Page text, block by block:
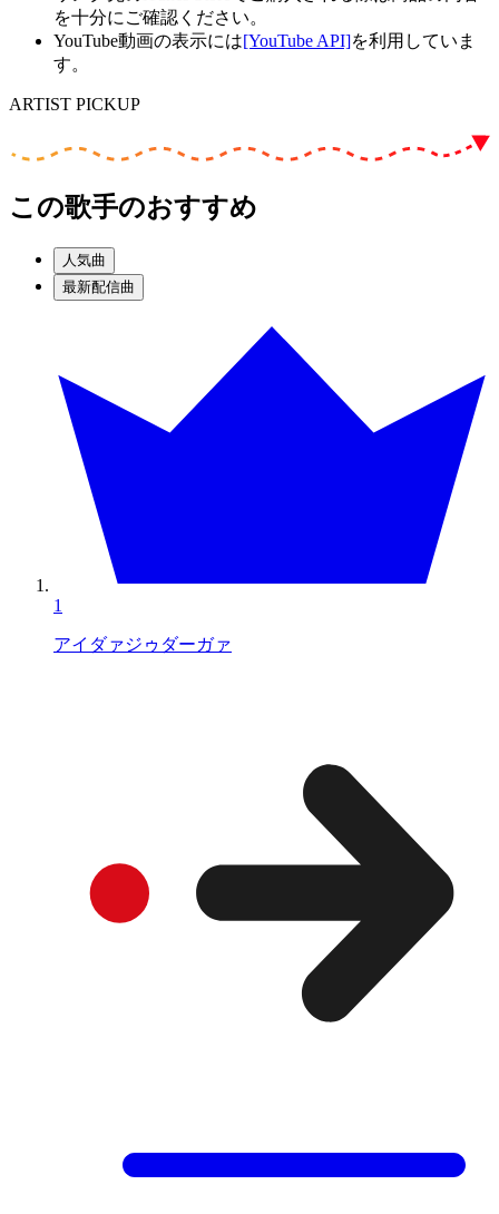
を十分にご確認ください。
YouTube動画の表示には[YouTube API]を利用していま
す。
ARTIST PICKUP
この歌手のおすすめ
人気曲
最新配信曲
1
アイダァジゥダーガァ